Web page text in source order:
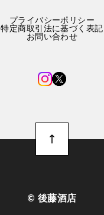
プライバシーポリシー
特定商取引法に基づく表記
お問い合わせ
©︎ 後藤酒店